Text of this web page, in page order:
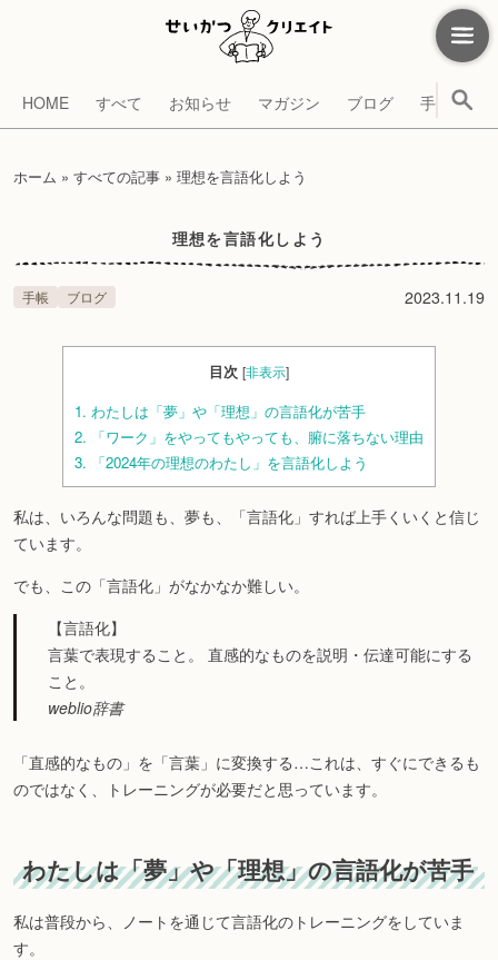
HOME すべて お知らせ マガジン ブログ 手帳
ホーム » すべての記事 » 理想を言語化しよう
理想を言語化しよう
手帳 ブログ 2023.11.19
目次 [非表示]
1. わたしは「夢」や「理想」の言語化が苦手
2. 「ワーク」をやってもやっても、腑に落ちない理由
3. 「2024年の理想のわたし」を言語化しよう
私は、いろんな問題も、夢も、「言語化」すれば上手くいくと信じ
ています。
でも、この「言語化」がなかなか難しい。
【言語化】
言葉で表現すること。 直感的なものを説明・伝達可能にする
こと。
weblio辞書
「直感的なもの」を「言葉」に変換する…これは、すぐにできるも
のではなく、トレーニングが必要だと思っています。
わたしは「夢」や「理想」の言語化が苦手
私は普段から、ノートを通じて言語化のトレーニングをしていま
す。